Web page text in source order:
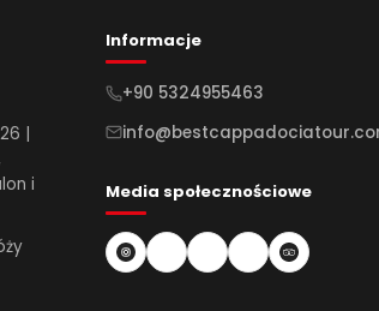
|
i
Informacje
+90 5324955463
Media społecznościowe